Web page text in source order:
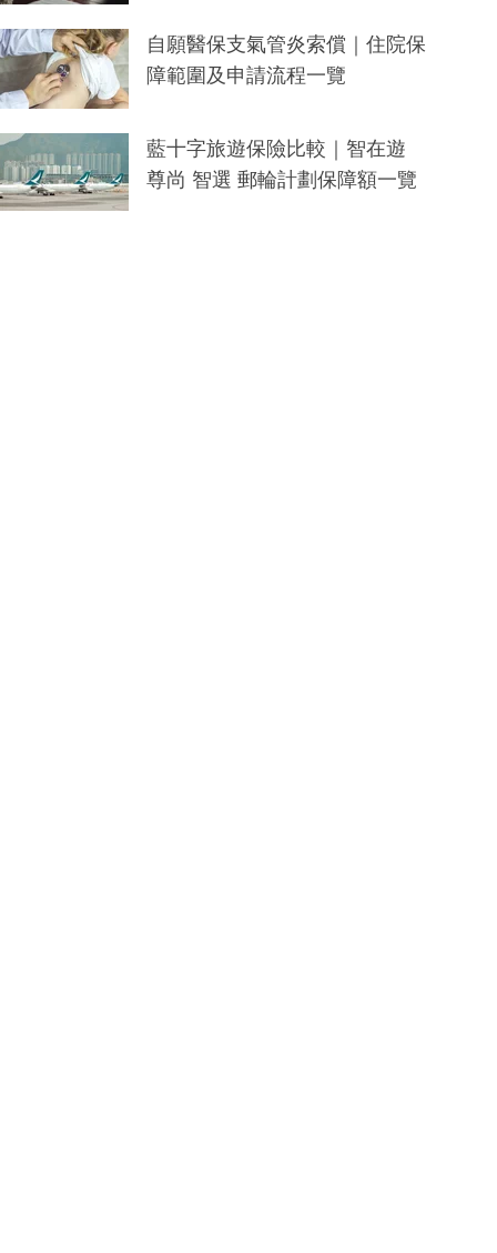
自願醫保支氣管炎索償｜住院保
障範圍及申請流程一覽
藍十字旅遊保險比較｜智在遊
尊尚 智選 郵輪計劃保障額一覽